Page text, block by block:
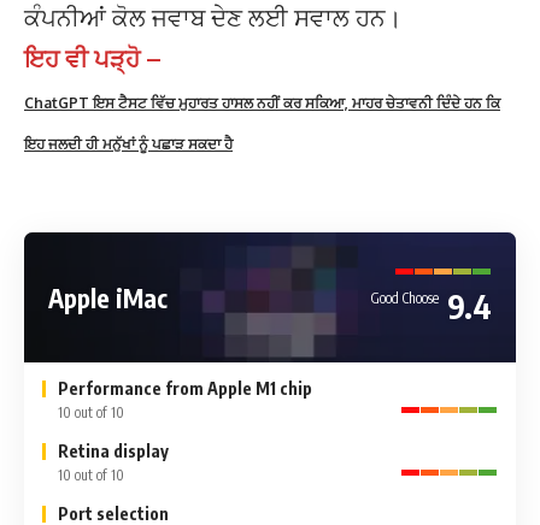
ਕੰਪਨੀਆਂ ਕੋਲ ਜਵਾਬ ਦੇਣ ਲਈ ਸਵਾਲ ਹਨ।
ਇਹ ਵੀ ਪੜ੍ਹੋ –
ChatGPT ਇਸ ਟੈਸਟ ਵਿੱਚ ਮੁਹਾਰਤ ਹਾਸਲ ਨਹੀਂ ਕਰ ਸਕਿਆ, ਮਾਹਰ ਚੇਤਾਵਨੀ ਦਿੰਦੇ ਹਨ ਕਿ
ਇਹ ਜਲਦੀ ਹੀ ਮਨੁੱਖਾਂ ਨੂੰ ਪਛਾੜ ਸਕਦਾ ਹੈ
Apple iMac Good Choose 9.4
Performance from Apple M1 chip
10 out of 10
Retina display
10 out of 10
Port selection